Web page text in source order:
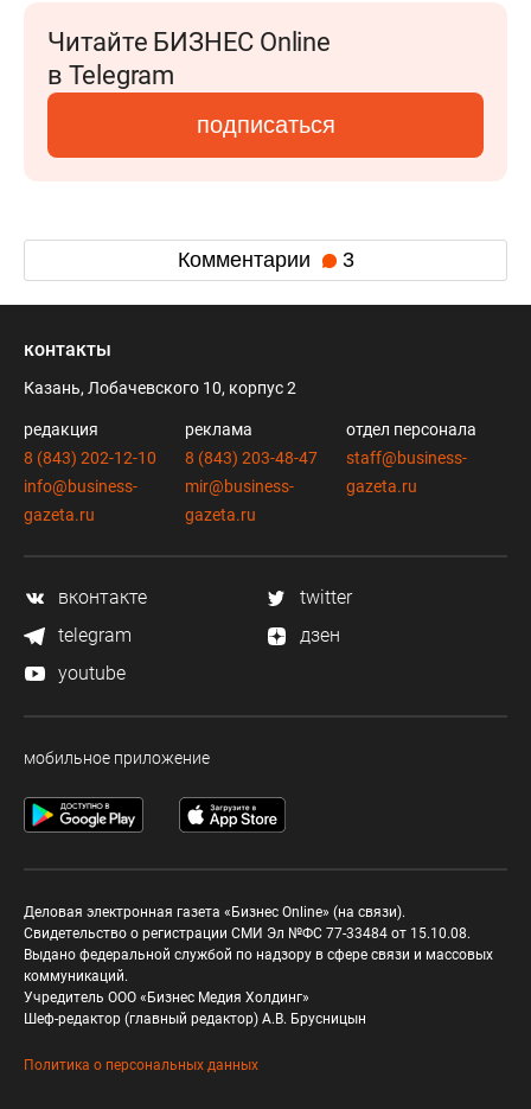
Читайте БИЗНЕС Online
в Telegram
подписаться
Комментарии 3
контакты
Казань, Лобачевского 10, корпус 2
редакция
8 (843) 202-12-10
info@business-
gazeta.ru
реклама
8 (843) 203-48-47
mir@business-
gazeta.ru
отдел персонала
staff@business-
gazeta.ru
вконтакте
twitter
telegram
дзен
youtube
мобильное приложение
Деловая электронная газета «Бизнес Online» (на связи).
Свидетельство о регистрации СМИ Эл №ФС 77-33484 от 15.10.08.
Выдано федеральной службой по надзору в сфере связи и массовых
коммуникаций.
Учредитель ООО «Бизнес Медия Холдинг»
Шеф-редактор (главный редактор) А.В. Брусницын
Политика о персональных данных